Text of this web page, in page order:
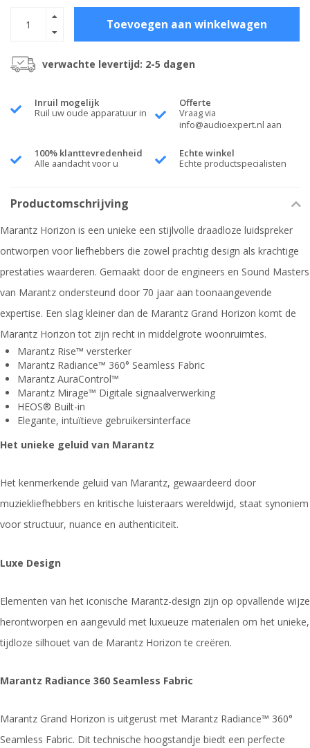
Toevoegen aan winkelwagen
verwachte levertijd: 2-5 dagen
Inruil mogelijk
Ruil uw oude apparatuur in
Offerte
Vraag via
info@audioexpert.nl aan
100% klanttevredenheid
Alle aandacht voor u
Echte winkel
Echte productspecialisten
Productomschrijving
Marantz Horizon is een unieke een stijlvolle draadloze luidspreker
ontworpen voor liefhebbers die zowel prachtig design als krachtige
prestaties waarderen. Gemaakt door de engineers en Sound Masters
van Marantz ondersteund door 70 jaar aan toonaangevende
expertise. Een slag kleiner dan de Marantz Grand Horizon komt de
Marantz Horizon tot zijn recht in middelgrote woonruimtes.
Marantz Rise™ versterker
Marantz Radiance™ 360° Seamless Fabric
Marantz AuraControl™
Marantz Mirage™ Digitale signaalverwerking
HEOS® Built-in
Elegante, intuïtieve gebruikersinterface
Het unieke geluid van Marantz
Het kenmerkende geluid van Marantz, gewaardeerd door
muziekliefhebbers en kritische luisteraars wereldwijd, staat synoniem
voor structuur, nuance en authenticiteit.
Luxe Design
Elementen van het iconische Marantz-design zijn op opvallende wijze
herontworpen en aangevuld met luxueuze materialen om het unieke,
tijdloze silhouet van de Marantz Horizon te creëren.
Marantz Radiance 360 Seamless Fabric
Marantz Grand Horizon is uitgerust met Marantz Radiance™ 360°
Seamless Fabric. Dit technische hoogstandje biedt een perfecte